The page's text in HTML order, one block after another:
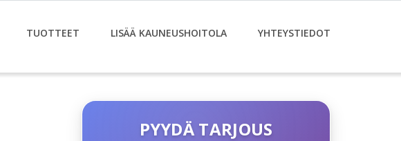
TUOTTEET LISÄÄ KAUNEUSHOITOLA YHTEYSTIEDOT
PYYDÄ TARJOUS